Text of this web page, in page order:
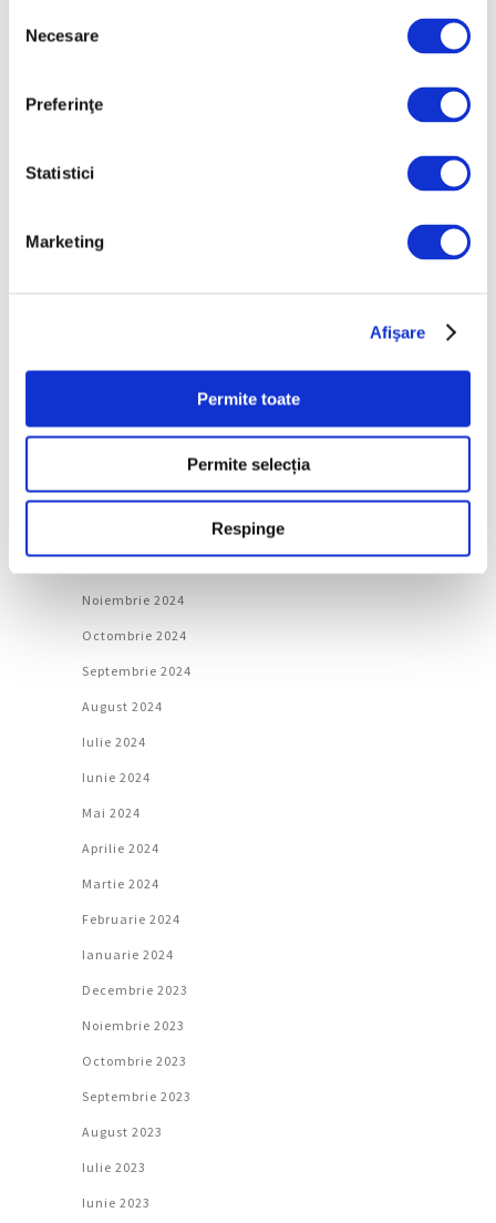
consimțământului
Necesare
Preferinţe
Statistici
Marketing
Afişare
Permite toate
Permite selecția
Respinge
Martie 2026
Ianuarie 2026
Noiembrie 2025
Septembrie 2025
Aprilie 2025
Februarie 2025
Noiembrie 2024
Octombrie 2024
Septembrie 2024
August 2024
Iulie 2024
Iunie 2024
Mai 2024
Aprilie 2024
Martie 2024
Februarie 2024
Ianuarie 2024
Decembrie 2023
Noiembrie 2023
Octombrie 2023
Septembrie 2023
August 2023
Iulie 2023
Iunie 2023